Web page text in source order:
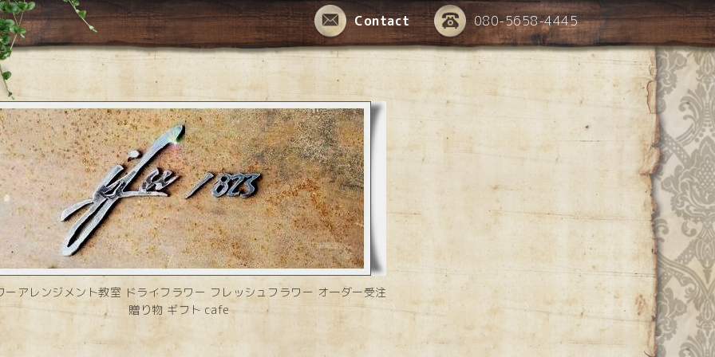
080-5658-4445
Contact
ーアレンジメント教室 ドライフラワー フレッシュフラワー オーダー受注
贈り物 ギフト cafe